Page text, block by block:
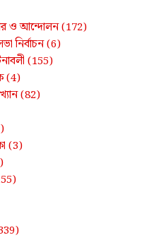
ও আন্দোলন(172)
নির্বাচন(6)
(155)
(4)
(82)
(3)